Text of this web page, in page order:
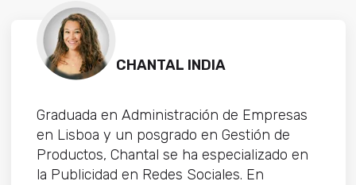
CHANTAL INDIA
Graduada en Administración de Empresas
en Lisboa y un posgrado en Gestión de
Productos, Chantal se ha especializado en
la Publicidad en Redes Sociales. En